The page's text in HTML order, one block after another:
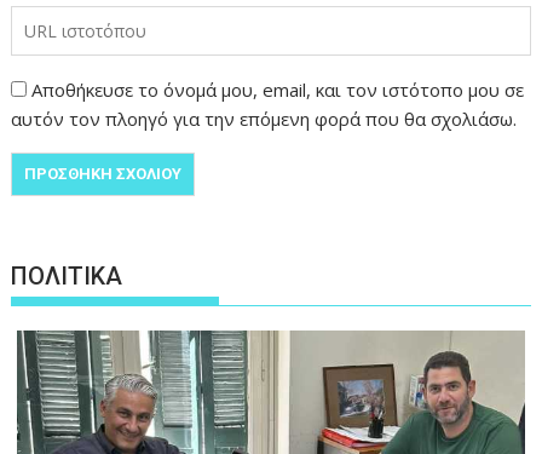
Αποθήκευσε το όνομά μου, email, και τον ιστότοπο μου σε
αυτόν τον πλοηγό για την επόμενη φορά που θα σχολιάσω.
ΠΟΛΙΤΙΚΑ